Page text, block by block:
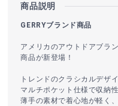
商品説明
GERRYブランド商品
アメリカのアウトドアブラ
商品が新登場！
トレンドのクラシカルデザ
マルチポケット仕様で収納性
薄手の素材で着心地が軽く